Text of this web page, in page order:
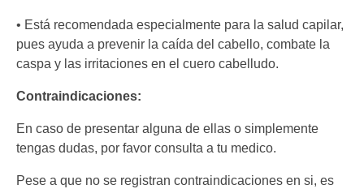
• Está recomendada especialmente para la salud capilar,
pues ayuda a prevenir la caída del cabello, combate la
caspa y las irritaciones en el cuero cabelludo.
Contraindicaciones:
En caso de presentar alguna de ellas o simplemente
tengas dudas, por favor consulta a tu medico.
Pese a que no se registran contraindicaciones en si, es